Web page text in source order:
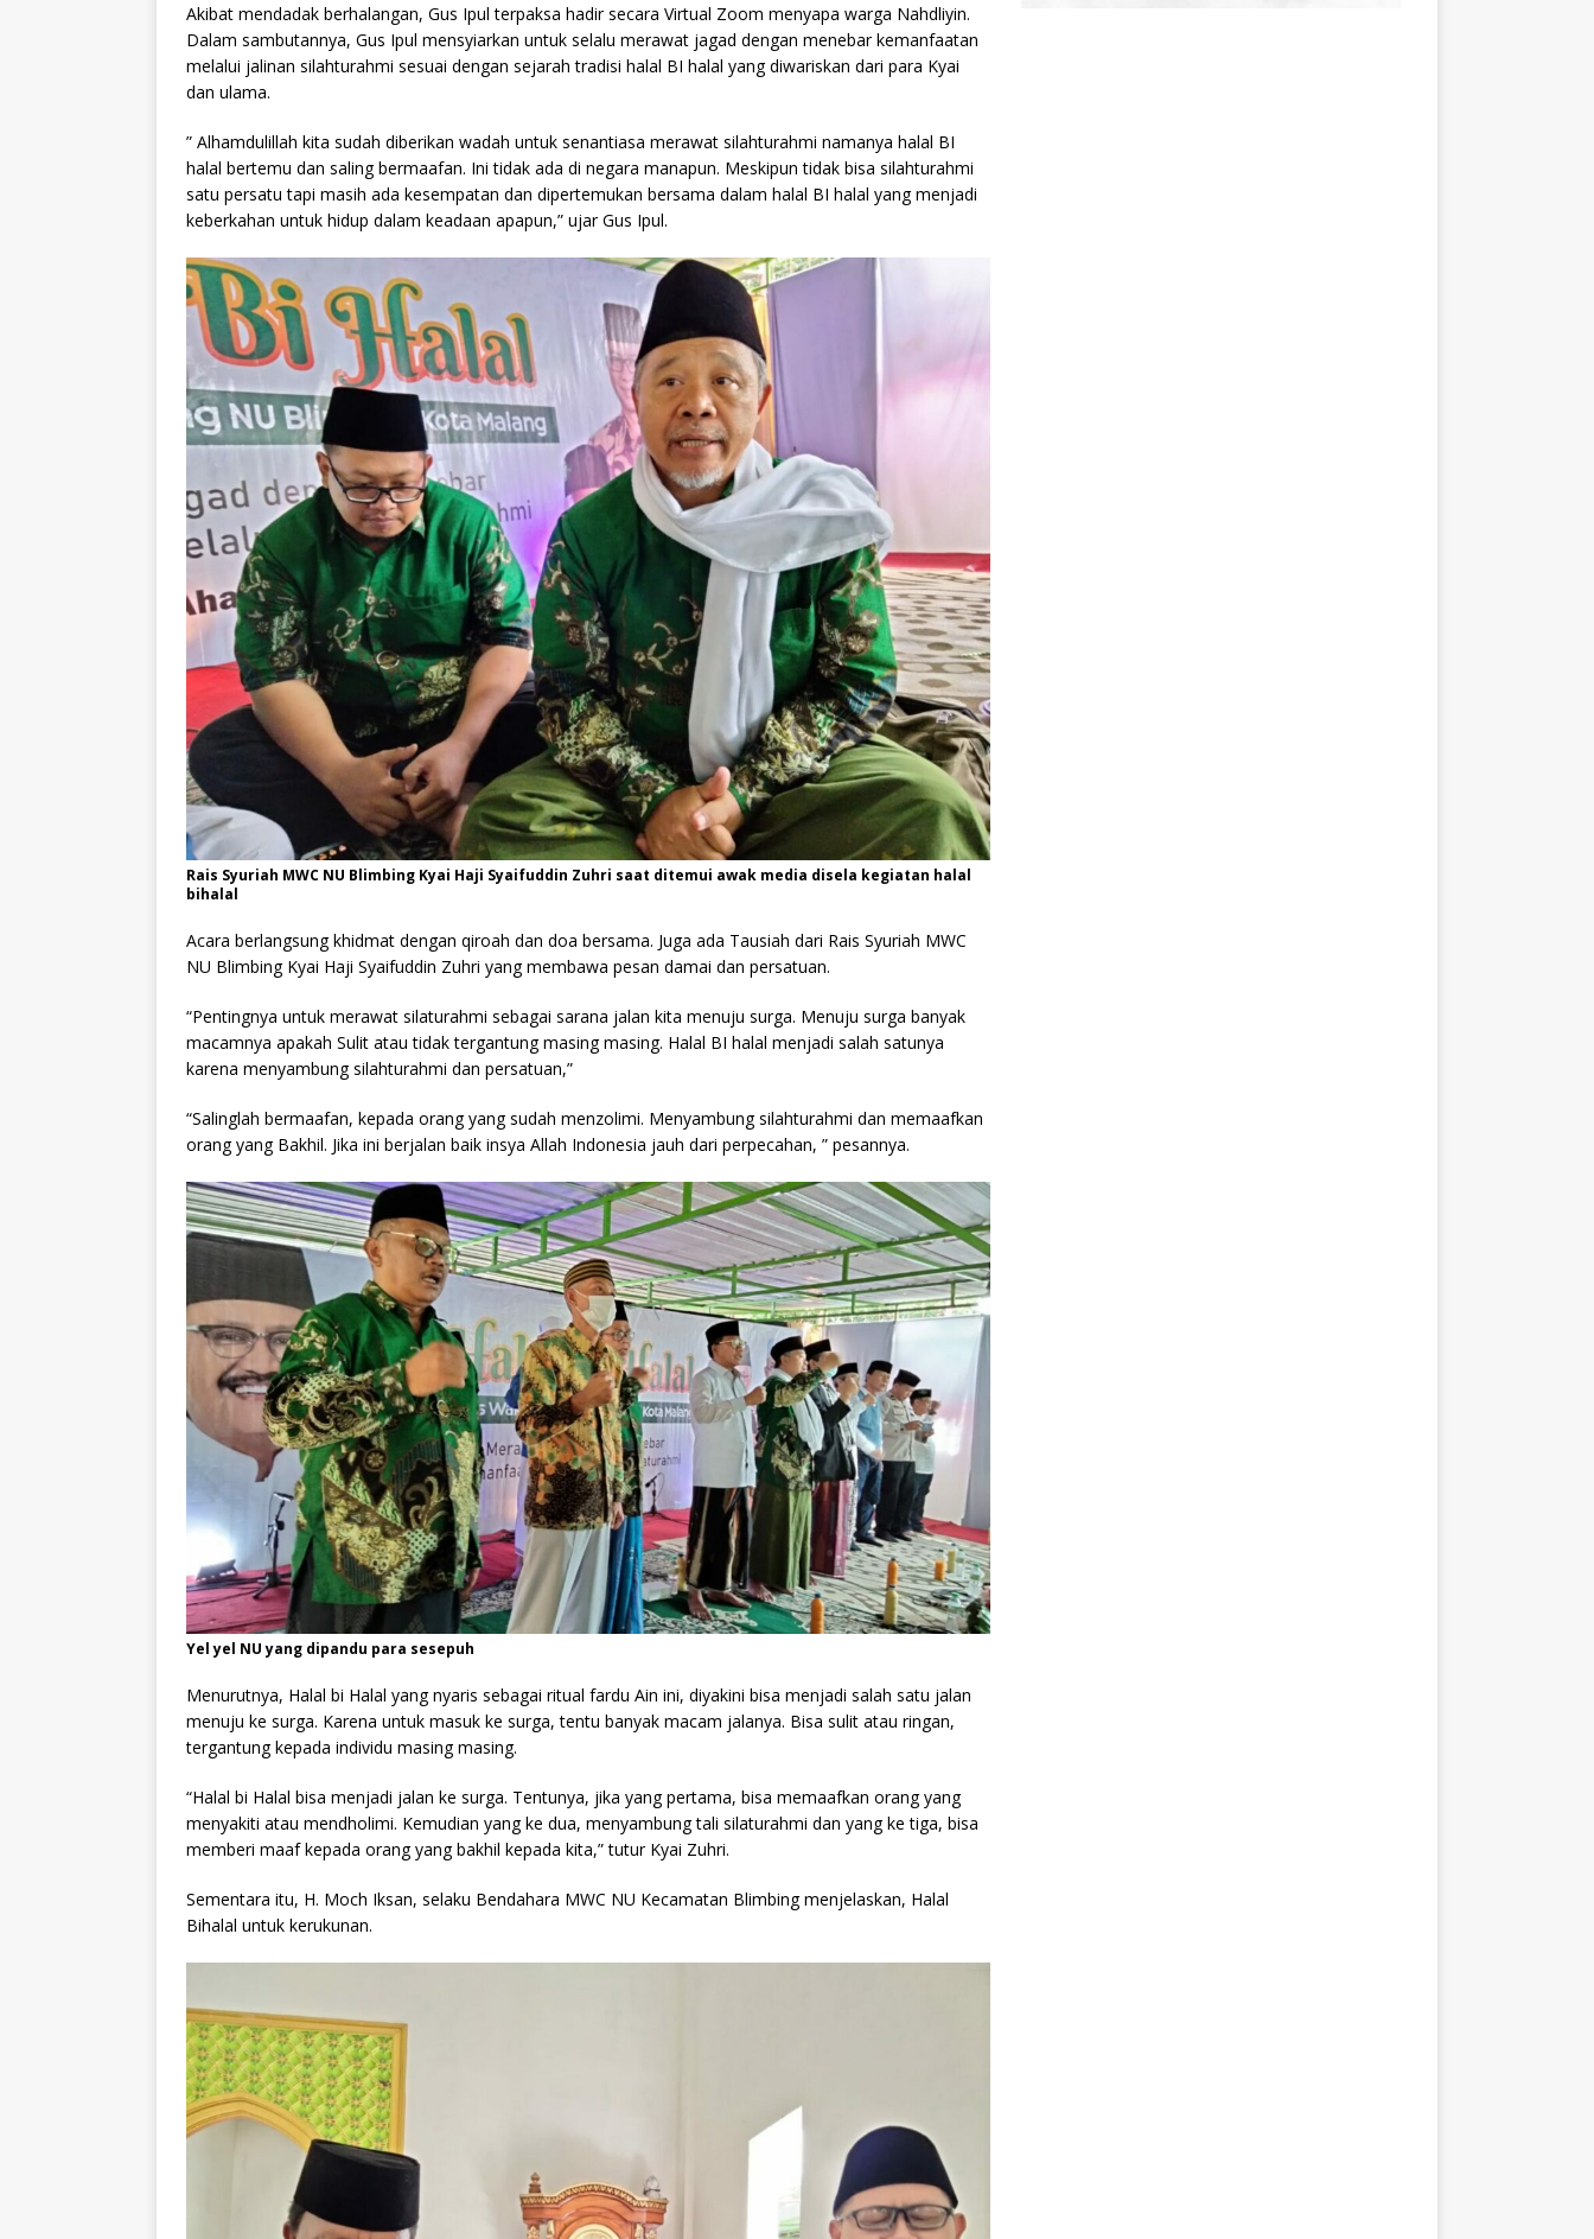
Akibat mendadak berhalangan, Gus Ipul terpaksa hadir secara Virtual Zoom menyapa warga Nahdliyin.
Dalam sambutannya, Gus Ipul mensyiarkan untuk selalu merawat jagad dengan menebar kemanfaatan
melalui jalinan silahturahmi sesuai dengan sejarah tradisi halal BI halal yang diwariskan dari para Kyai
dan ulama.
” Alhamdulillah kita sudah diberikan wadah untuk senantiasa merawat silahturahmi namanya halal BI
halal bertemu dan saling bermaafan. Ini tidak ada di negara manapun. Meskipun tidak bisa silahturahmi
satu persatu tapi masih ada kesempatan dan dipertemukan bersama dalam halal BI halal yang menjadi
keberkahan untuk hidup dalam keadaan apapun,” ujar Gus Ipul.
Rais Syuriah MWC NU Blimbing Kyai Haji Syaifuddin Zuhri saat ditemui awak media disela kegiatan halal
bihalal
Acara berlangsung khidmat dengan qiroah dan doa bersama. Juga ada Tausiah dari Rais Syuriah MWC
NU Blimbing Kyai Haji Syaifuddin Zuhri yang membawa pesan damai dan persatuan.
“Pentingnya untuk merawat silaturahmi sebagai sarana jalan kita menuju surga. Menuju surga banyak
macamnya apakah Sulit atau tidak tergantung masing masing. Halal BI halal menjadi salah satunya
karena menyambung silahturahmi dan persatuan,”
“Salinglah bermaafan, kepada orang yang sudah menzolimi. Menyambung silahturahmi dan memaafkan
orang yang Bakhil. Jika ini berjalan baik insya Allah Indonesia jauh dari perpecahan, ” pesannya.
Yel yel NU yang dipandu para sesepuh
Menurutnya, Halal bi Halal yang nyaris sebagai ritual fardu Ain ini, diyakini bisa menjadi salah satu jalan
menuju ke surga. Karena untuk masuk ke surga, tentu banyak macam jalanya. Bisa sulit atau ringan,
tergantung kepada individu masing masing.
“Halal bi Halal bisa menjadi jalan ke surga. Tentunya, jika yang pertama, bisa memaafkan orang yang
menyakiti atau mendholimi. Kemudian yang ke dua, menyambung tali silaturahmi dan yang ke tiga, bisa
memberi maaf kepada orang yang bakhil kepada kita,” tutur Kyai Zuhri.
Sementara itu, H. Moch Iksan, selaku Bendahara MWC NU Kecamatan Blimbing menjelaskan, Halal
Bihalal untuk kerukunan.